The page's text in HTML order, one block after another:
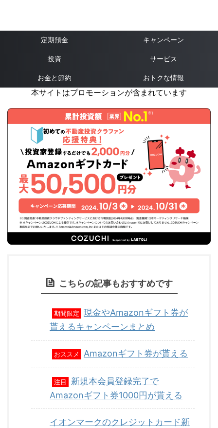
定期預金 キャンペーン
投資 サービス
お金と節約 おトクな情報
本サイトはプロモーションが含まれています
こちらの記事もおすすめです
期間限定
現金やAmazonギフト券が
貰えるキャンペーンまとめ
おススメ Amazonギフト券が貰える
注目
新規本会員登録完了で
Amazonギフト券1000円が貰える
イオンマークのクレジットカード新